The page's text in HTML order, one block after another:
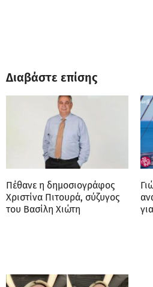
Διαβάστε επίσης
Πέθανε η δημοσιογράφος
Χριστίνα Πιτουρά, σύζυγος
του Βασίλη Χιώτη